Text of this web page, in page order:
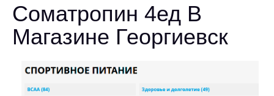
Cоматропин 4ед В
Магазине Георгиевск